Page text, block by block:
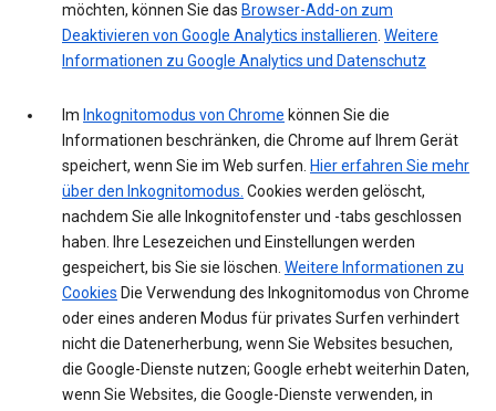
möchten, können Sie das Browser-Add-on zum
Deaktivieren von Google Analytics installieren. Weitere
Informationen zu Google Analytics und Datenschutz
Im Inkognitomodus von Chrome können Sie die
Informationen beschränken, die Chrome auf Ihrem Gerät
speichert, wenn Sie im Web surfen. Hier erfahren Sie mehr
über den Inkognitomodus. Cookies werden gelöscht,
nachdem Sie alle Inkognitofenster und -tabs geschlossen
haben. Ihre Lesezeichen und Einstellungen werden
gespeichert, bis Sie sie löschen. Weitere Informationen zu
Cookies Die Verwendung des Inkognitomodus von Chrome
oder eines anderen Modus für privates Surfen verhindert
nicht die Datenerherbung, wenn Sie Websites besuchen,
die Google-Dienste nutzen; Google erhebt weiterhin Daten,
wenn Sie Websites, die Google-Dienste verwenden, in